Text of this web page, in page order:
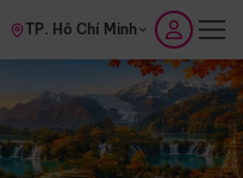
TP. Hồ Chí Minh